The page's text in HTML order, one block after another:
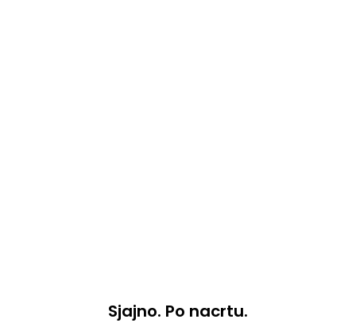
Sjajno. Po nacrtu.